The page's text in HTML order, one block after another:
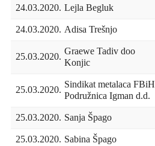
24.03.2020. Lejla Begluk
24.03.2020. Adisa Trešnjo
25.03.2020. Graewe Tadiv doo
Konjic
25.03.2020. Sindikat metalaca FBiH
Podružnica Igman d.d.
25.03.2020. Sanja Špago
25.03.2020. Sabina Špago